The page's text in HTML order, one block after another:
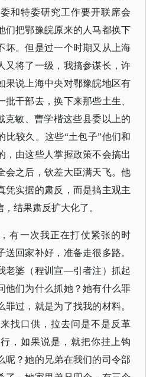
和特委研究工作要开联席会
们把鄂豫皖原来的人马都换下
坏。但是过一个时期又从上海
又将了一级，我搞参谋长，许
果说上海中央对鄂豫皖地区有
干部去，换下来那些土生、
克敏、曹学楷这些县委以上的
比较久。这些“土包子”他们和
，由这些人掌握政策不会搞出
会之后，钦差大臣满天飞。他
凭实据的肃反，而是搞主观主
结果肃反扩大化了。
有一次我正在打仗紧张的时
回家补好，准备走很多路。
老婆（程训宣—引者注）抓起
他们为什么抓她？她有什么罪
过，就是为了找我的材料。
找口供，拉去问是不是反革
，如果说是，就把你挂上钩
呢？她的兄弟在我们的司令部